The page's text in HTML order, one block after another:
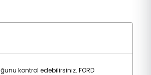
kontrol edebilirsiniz. FORD